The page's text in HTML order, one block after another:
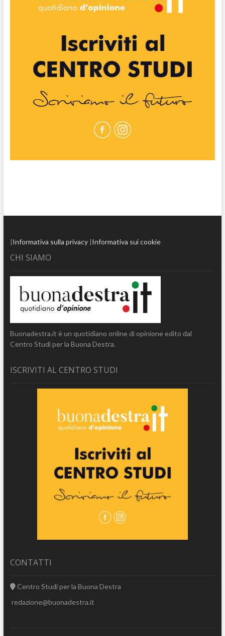
|Informativa sulla privacy|Informativa sui cookie
CHI SIAMO
Buonadestra.it è un quotidiano online di opinione edito dal
Centro Studi per la Buona Destra.
ISCRIVITI AL CENTRO STUDI
CONTATTI
Centro Studi per la Buona Destra
redazione@buonadestra.it